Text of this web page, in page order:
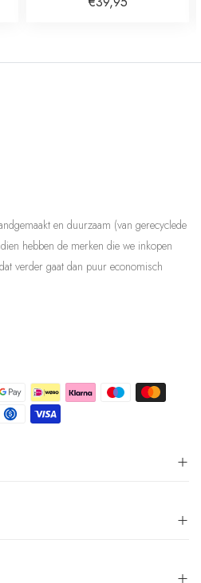
en duurzaam (van gerecyclede
hebben de merken die we inkopen
verder gaat dan puur economisch